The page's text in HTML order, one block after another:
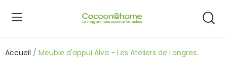
Accueil Meuble d'appui Alva - Les Ateliers de Langres.